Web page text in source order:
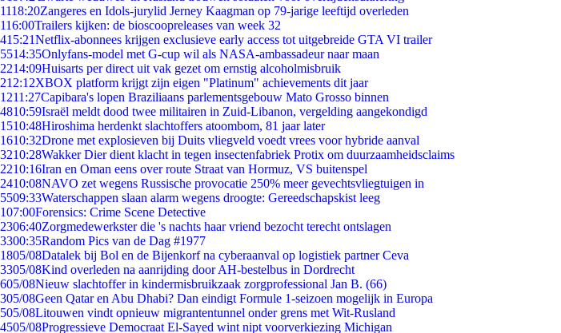
1118:20Zangeres en Idols-jurylid Jerney Kaagman op 79-jarige leeftijd overleden
116:00Trailers kijken: de bioscoopreleases van week 32
415:21Netflix-abonnees krijgen exclusieve early access tot uitgebreide GTA VI trailer
5514:35Onlyfans-model met G-cup wil als NASA-ambassadeur naar maan
2214:09Huisarts per direct uit vak gezet om ernstig alcoholmisbruik
212:12XBOX platform krijgt zijn eigen "Platinum" achievements dit jaar
1211:27Capibara's lopen Braziliaans parlementsgebouw Mato Grosso binnen
4810:59Israël meldt dood twee militairen in Zuid-Libanon, vergelding aangekondigd
1510:48Hiroshima herdenkt slachtoffers atoombom, 81 jaar later
1610:32Drone met explosieven bij Duits vliegveld voedt vrees voor hybride aanval
3210:28Wakker Dier dient klacht in tegen insectenfabriek Protix om duurzaamheidsclaims
2210:16Iran en Oman eens over route Straat van Hormuz, VS buitenspel
2410:08NAVO zet wegens Russische provocatie 250% meer gevechtsvliegtuigen in
5509:33Waterschappen slaan alarm wegens droogte: Gereedschapskist leeg
107:00Forensics: Crime Scene Detective
2306:40Zorgmedewerkster die 's nachts haar vriend bezocht terecht ontslagen
3300:35Random Pics van de Dag #1977
1805/08Datalek bij Bol en de Bijenkorf na cyberaanval op logistiek partner Ceva
3305/08Kind overleden na aanrijding door AH-bestelbus in Dordrecht
605/08Nieuw slachtoffer in kindermisbruikzaak zorgprofessional Jan B. (66)
305/08Geen Qatar en Abu Dhabi? Dan eindigt Formule 1-seizoen mogelijk in Europa
505/08Litouwen vindt opnieuw migrantentunnel onder grens met Wit-Rusland
4505/08Progressieve Democraat El-Sayed wint nipt voorverkiezing Michigan